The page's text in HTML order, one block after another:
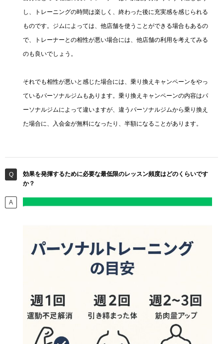
し、トレーニングの時間は楽しく、終わった後に充実感を感じられる
ものです。ジムによっては、他店舗を使うことができる場合もあるの
で、トレーナーとの相性が悪い場合には、他店舗の利用を考えてみる
のも良いでしょう。
それでも相性が悪いと感じた場合には、乗り換えキャンペーンをやっ
ているパーソナルジムもあります。乗り換えキャンペーンの内容はパ
ーソナルジムによって違いますが、違うパーソナルジムから乗り換え
た場合に、入会金が無料になったり、半額になることがあります。
効果を発揮するために必要な最低限のレッスン頻度はどのくらいです
か？